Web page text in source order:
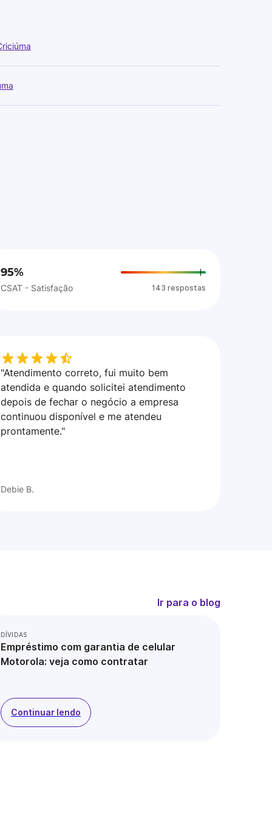
95%
CSAT - Satisfação 143 respostas
"Atendimento correto, fui muito bem
atendida e quando solicitei atendimento
depois de fechar o negócio a empresa
continuou disponível e me atendeu
prontamente."
Debie B.
Ir para o blog
DÍVIDAS
Empréstimo com garantia de celular
Motorola: veja como contratar
Continuar lendo